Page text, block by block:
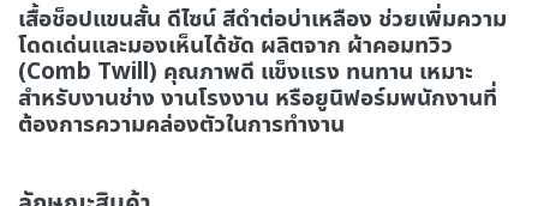
เสื้อช็อปแขนสั้น ดีไซน์ สีดำต่อบ่าเหลือง ช่วยเพิ่มความ
โดดเด่นและมองเห็นได้ชัด ผลิตจาก ผ้าคอมทวิว
(Comb Twill) คุณภาพดี แข็งแรง ทนทาน เหมาะ
สำหรับงานช่าง งานโรงงาน หรือยูนิฟอร์มพนักงานที่
ต้องการความคล่องตัวในการทำงาน